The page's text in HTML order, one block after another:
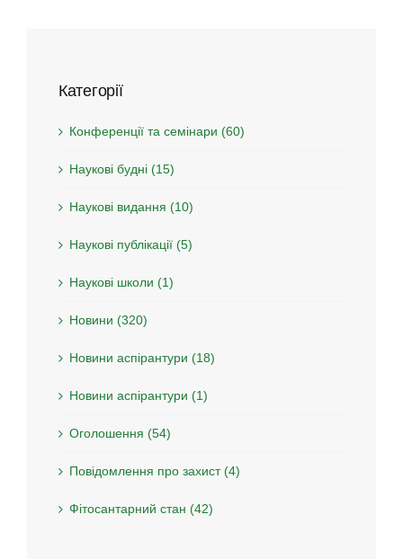
Категорії
Конференції та семінари (60)
Наукові будні (15)
Наукові видання (10)
Наукові публікації (5)
Наукові школи (1)
Новини (320)
Новини аспірантури (18)
Новини аспірантури (1)
Оголошення (54)
Повідомлення про захист (4)
Фітосантарний стан (42)